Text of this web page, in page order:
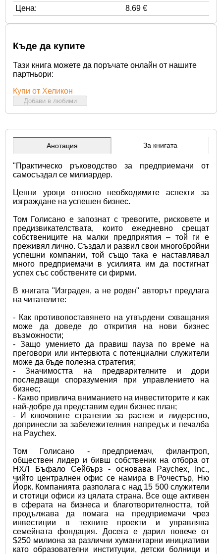
Цена:
8.69 €
Къде да купите
Тази книга можете да поръчате онлайн от нашите
партньори:
Купи от Хеликон
Добави в любими
Анотация За книгата
"Практическо ръководство за предприемачи от
самосъздал се милиардер.
Ценни уроци относно необходимите аспекти за
изграждане на успешен бизнес.
Том Голисано е запознат с тревогите, рисковете и
предизвикателствата, които ежедневно срещат
собствениците на малки предприятия – той ги е
преживял лично. Създал и развил свои многобройни
успешни компании, той също така е наставлявал
много предприемачи в усилията им да постигнат
успех със собствените си фирми.
В книгата "Изграден, а не роден" авторът предлага
на читателите:
- Как противопоставянето на утвърдени схващания
може да доведе до открития на нови бизнес
възможности;
- Защо умението да правиш пауза по време на
преговори или интервюта с потенциални служители
може да бъде полезна стратегия;
- Значимостта на предварителните и дори
последващи споразумения при управлението на
бизнес;
- Какво привлича вниманието на инвеститорите и как
най-добре да представим един бизнес план;
- И ключовите стратегии за растеж и лидерство,
допринесли за забележителния напредък и печалба
на Paychex.
Том Голисано - предприемач, филантроп,
обществен лидер и бивш собственик на отбора от
НХЛ Бъфало Сейбърз - основава Paychex, Inc.,
чийто централнен офис се намира в Рочестър, Ню
Йорк. Компанията разполага с над 15 500 служители
и стотици офиси из цялата страна. Все още активен
в сферата на бизнеса и благотворителността, той
продължава да помага на предприемачи чрез
инвестиции в техните проекти и управлява
семейната фондация. Досега е дарил повече от
$250 милиона за различни хуманитарни инициативи
като образователни институции, детски болници и